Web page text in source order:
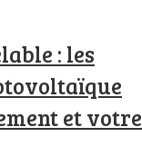
: les
et votre